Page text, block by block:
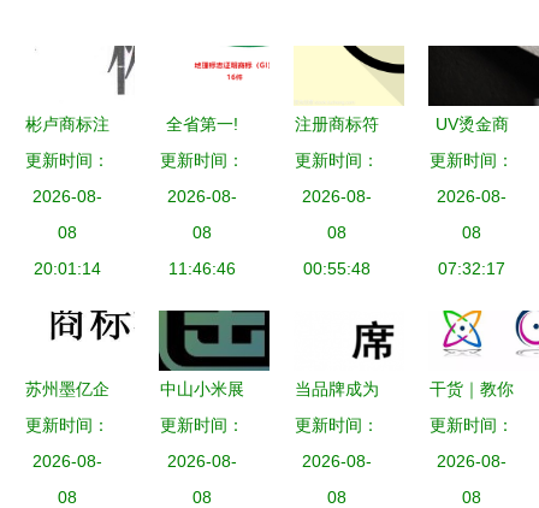
彬卢商标注
册查询与成
功率评估
路标网全攻
略
更新时间：
2026-08-
08
20:01:14
全省第一!
湛江的这些
国家地理标
志，你知道
几个？
更新时间：
2026-08-
08
11:46:46
注册商标符
号的作用与
设计应用
更新时间：
2026-08-
08
00:55:48
UV烫金商
标样机 让
商标设计跃
然纸上
更新时间：
2026-08-
08
07:32:17
苏州墨亿企
业管理 专
业中文商标
注册服务，
更新时间：
2026-08-
08
中山小米展
示柜与体验
台 品牌形
象与商标的
更新时间：
2026-08-
08
当品牌成为
品类 如何
辨别“百年
席梦思”真
更新时间：
2026-08-
08
干货｜教你
如何取商标
名称，轻松
搞定商标注
更新时间：
2026-08-
08